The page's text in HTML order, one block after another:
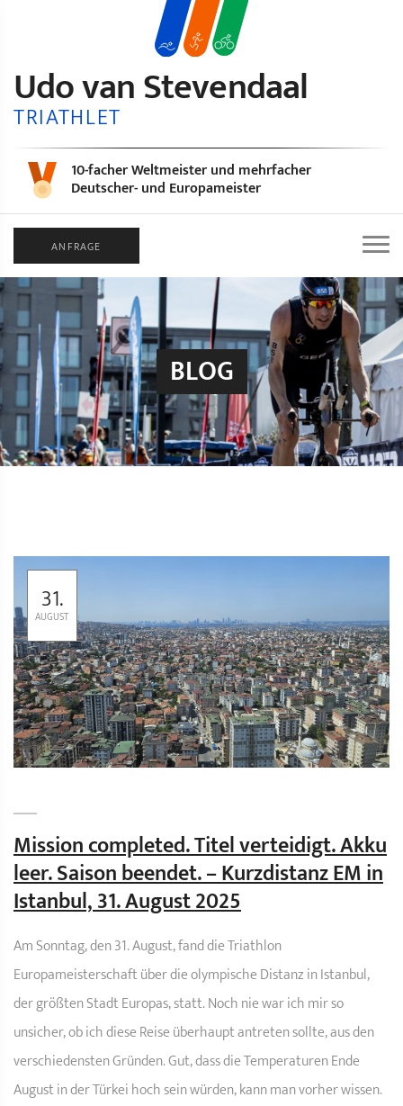
Udo van Stevendaal
TRIATHLET
10-facher Weltmeister und mehrfacher
Deutscher- und Europameister
ANFRAGE
BLOG
31.
AUGUST
Mission completed. Titel verteidigt. Akku
leer. Saison beendet. – Kurzdistanz EM in
Istanbul, 31. August 2025
Am Sonntag, den 31. August, fand die Triathlon
Europameisterschaft über die olympische Distanz in Istanbul,
der größten Stadt Europas, statt. Noch nie war ich mir so
unsicher, ob ich diese Reise überhaupt antreten sollte, aus den
verschiedensten Gründen. Gut, dass die Temperaturen Ende
August in der Türkei hoch sein würden, kann man vorher wissen.